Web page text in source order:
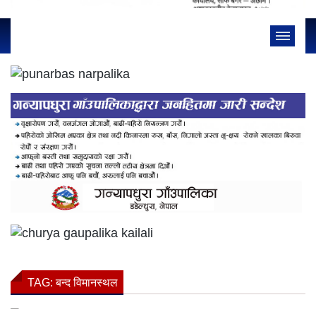
TAG:बन्द विमानस्थल